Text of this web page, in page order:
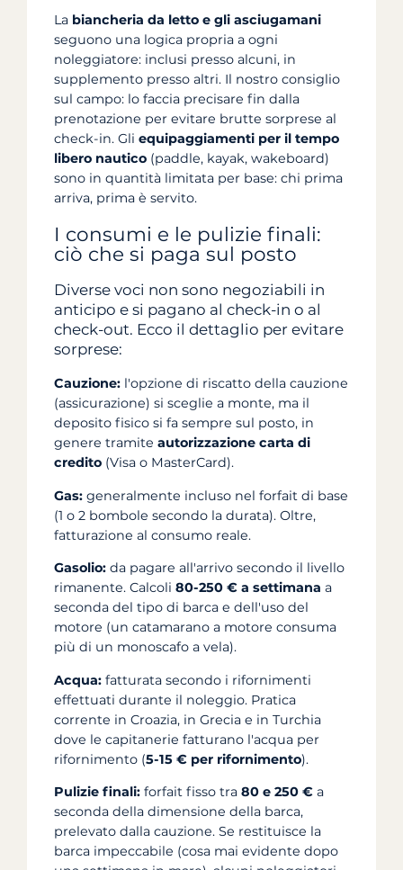
La biancheria da letto e gli asciugamani
seguono una logica propria a ogni
noleggiatore: inclusi presso alcuni, in
supplemento presso altri. Il nostro consiglio
sul campo: lo faccia precisare fin dalla
prenotazione per evitare brutte sorprese al
check-in. Gli equipaggiamenti per il tempo
libero nautico (paddle, kayak, wakeboard)
sono in quantità limitata per base: chi prima
arriva, prima è servito.
I consumi e le pulizie finali:
ciò che si paga sul posto
Diverse voci non sono negoziabili in
anticipo e si pagano al check-in o al
check-out. Ecco il dettaglio per evitare
sorprese:
Cauzione: l'opzione di riscatto della cauzione
(assicurazione) si sceglie a monte, ma il
deposito fisico si fa sempre sul posto, in
genere tramite autorizzazione carta di
credito (Visa o MasterCard).
Gas: generalmente incluso nel forfait di base
(1 o 2 bombole secondo la durata). Oltre,
fatturazione al consumo reale.
Gasolio: da pagare all'arrivo secondo il livello
rimanente. Calcoli 80-250 € a settimana a
seconda del tipo di barca e dell'uso del
motore (un catamarano a motore consuma
più di un monoscafo a vela).
Acqua: fatturata secondo i rifornimenti
effettuati durante il noleggio. Pratica
corrente in Croazia, in Grecia e in Turchia
dove le capitanerie fatturano l'acqua per
rifornimento (5-15 € per rifornimento).
Pulizie finali: forfait fisso tra 80 e 250 € a
seconda della dimensione della barca,
prelevato dalla cauzione. Se restituisce la
barca impeccabile (cosa mai evidente dopo